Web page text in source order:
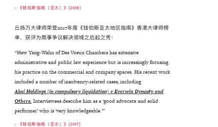
- 《钱伯斯指南（亚太）》(2018)
丘扬万大律师荣登2017年度《钱伯斯亚太地区指南》香港大律师榜
单，获评为商事争议解决领域之后起之秀：
“Hew Yang-Wahn of Des Voeux Chambers has extensive
administrative and public law experience but is increasingly focusing
his practice on the commercial and company spaces. His recent work
included a number of insolvency-related cases, including
Akai Holdings (in compulsory liquidation) v Everwin Dynasty and
Others. Interviewees describe him as a ‘good advocate and solid
performer’ who is ‘very knowledgeable.’”
- 《钱伯斯指南（亚太）》(2017)